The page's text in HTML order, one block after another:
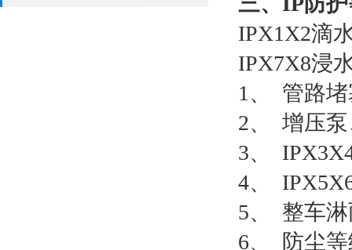
IPX1X2滴
IPX7X8浸
1、 管路
2、 增压
3、
4、
5、 整车
6、 防尘